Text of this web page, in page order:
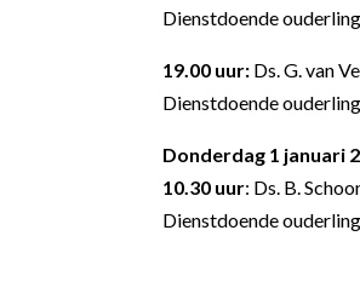
Dienstdoende
19.00 uur: Ds. G. van
Dienstdoende
Donderdag 1 januari
10.30 uur: Ds. B.
Dienstdoende